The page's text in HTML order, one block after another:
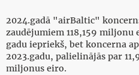
2024.gadā "airBaltic"
zaudējumiem 118,159
gadu iepriekš, bet koncerna
2023.gadu, palielinājās par
miljonus eiro.